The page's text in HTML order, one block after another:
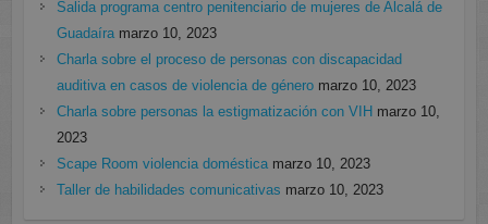
Salida programa centro penitenciario de mujeres de Alcalá de
Guadaíra marzo 10, 2023
Charla sobre el proceso de personas con discapacidad
auditiva en casos de violencia de género marzo 10, 2023
Charla sobre personas la estigmatización con VIH marzo 10,
2023
Scape Room violencia doméstica marzo 10, 2023
Taller de habilidades comunicativas marzo 10, 2023